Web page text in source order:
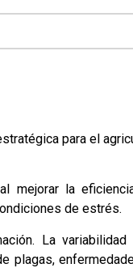
para el
mejorar la
de estrés.
La
plagas,